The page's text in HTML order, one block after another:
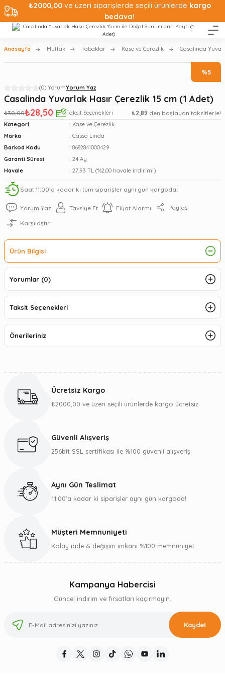
₺2000,00ve üzeri siparişlerde seçili ürünlerde kargo
bedava!
Anasayfa Mutfak Tabaklar Kase ve Çerezlik Casalinda
%5
(0) YorumYorum Yaz
Casalinda Yuvarlak Hasır Çerezlik 15 cm (1 Adet)
₺30,00₺28,50 Taksit Seçenekleri ₺2,89 den başlayan taksitlerle!
Kategori
Kase ve Çerezlik
Marka
Cassa Linda
Barkod Kodu
8682841000429
Garanti Süresi
24 Ay
Havale
27,93 TL (%2,00 havale indirimi)
Saat 11:00’a kadar ki tüm siparişler aynı gün kargoda!
Yorum Yaz Tavsiye Et Fiyat Alarmı Paylaş
Karşılaştır
Ürün Bilgisi
Yorumlar (0)
Taksit Seçenekleri
Önerileriniz
Ücretsiz Kargo
₺2000,00 ve üzeri seçili ürünlerde kargo ücretsiz
Güvenli Alışveriş
256bit SSL sertifikası ile %100 güvenli alışveriş
Aynı Gün Teslimat
11:00’a kadar ki siparişler aynı gün kargoda!
Müşteri Memnuniyeti
Kolay iade & değişim imkanı %100 memnuniyet
Kampanya Habercisi
Güncel indirim ve fırsatları kaçırmayın.
Kaydet